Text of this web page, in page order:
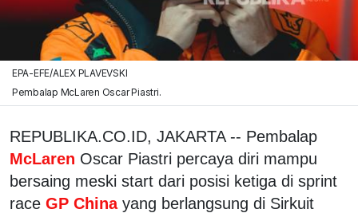
EPA-EFE/ALEX PLAVEVSKI
Pembalap McLaren Oscar Piastri.
REPUBLIKA.CO.ID, JAKARTA -- Pembalap
McLaren Oscar Piastri percaya diri mampu
bersaing meski start dari posisi ketiga di sprint
race GP China yang berlangsung di Sirkuit